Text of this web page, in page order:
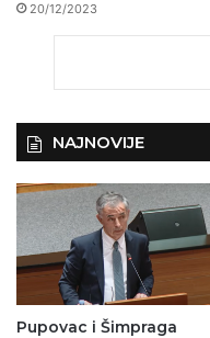
20/12/2023
NAJNOVIJE
Pupovac i Šimpraga